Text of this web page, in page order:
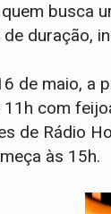
busca
duração,
de maio, a
11h com
de Rádio
às 15h.